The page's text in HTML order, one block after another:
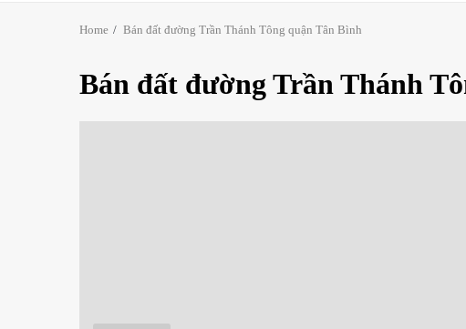
Home Bán đất đường Trần Thánh Tông quận Tân Bình
Bán đất đường Trần Thánh